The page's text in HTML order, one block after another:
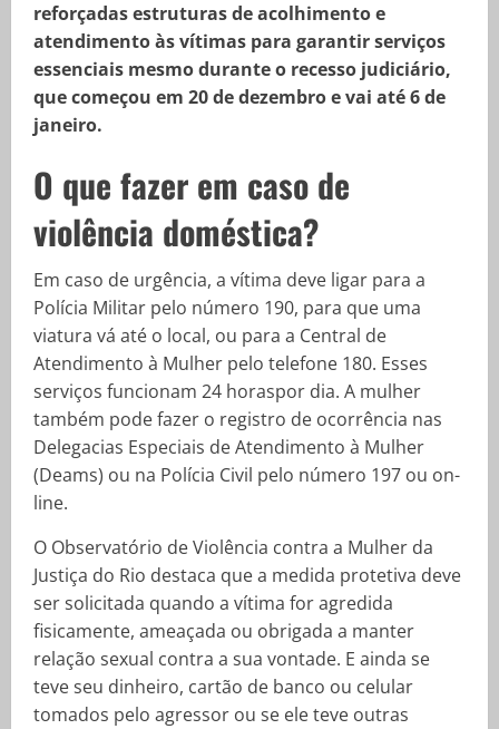
reforçadas estruturas de acolhimento e
atendimento às vítimas para garantir serviços
essenciais mesmo durante o recesso judiciário,
que começou em 20 de dezembro e vai até 6 de
janeiro.
O que fazer em caso de
violência doméstica?
Em caso de urgência, a vítima deve ligar para a
Polícia Militar pelo número 190, para que uma
viatura vá até o local, ou para a Central de
Atendimento à Mulher pelo telefone 180. Esses
serviços funcionam 24 horaspor dia. A mulher
também pode fazer o registro de ocorrência nas
Delegacias Especiais de Atendimento à Mulher
(Deams) ou na Polícia Civil pelo número 197 ou on-
line.
O Observatório de Violência contra a Mulher da
Justiça do Rio destaca que a medida protetiva deve
ser solicitada quando a vítima for agredida
fisicamente, ameaçada ou obrigada a manter
relação sexual contra a sua vontade. E ainda se
teve seu dinheiro, cartão de banco ou celular
tomados pelo agressor ou se ele teve outras